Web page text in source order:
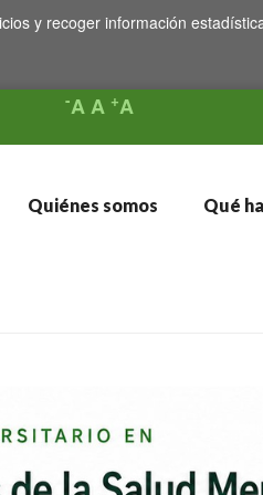
y recoger información
-AA +A
Quiénes somos Qué